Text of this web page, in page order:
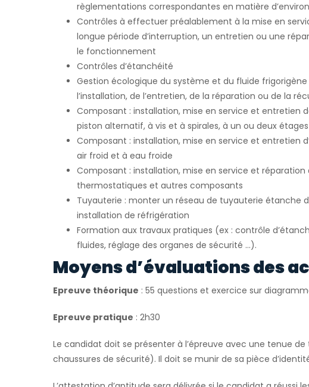
règlementations correspondantes en matière
Contrôles à effectuer préalablement à la mise en
longue période d’interruption, un entretien ou une
le fonctionnement
Contrôles d’étanchéité
Gestion écologique du système et du fluide frigorigène
l’installation, de l’entretien, de la réparation ou de la
Composant : installation, mise en service et entretien
piston alternatif, à vis et à spirales, à un ou deux étages
Composant : installation, mise en service et entretien
air froid et à eau froide
Composant : installation, mise en service et réparation
thermostatiques et autres composants
Tuyauterie : monter un réseau de tuyauterie étanche
installation de réfrigération
Formation aux travaux pratiques (ex : contrôle
fluides, réglage des organes de sécurité …).
Moyens d’évaluations des
Epreuve théorique : 55 questions et exercice sur
Epreuve pratique : 2h30
Le candidat doit se présenter à l’épreuve avec une tenue
chaussures de sécurité). Il doit se munir de sa pièce